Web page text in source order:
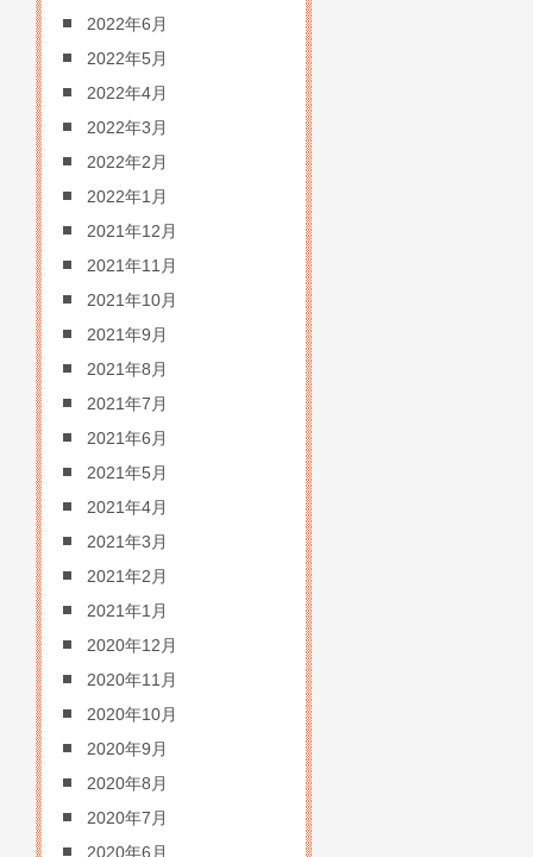
2022年6月
2022年5月
2022年4月
2022年3月
2022年2月
2022年1月
2021年12月
2021年11月
2021年10月
2021年9月
2021年8月
2021年7月
2021年6月
2021年5月
2021年4月
2021年3月
2021年2月
2021年1月
2020年12月
2020年11月
2020年10月
2020年9月
2020年8月
2020年7月
2020年6月